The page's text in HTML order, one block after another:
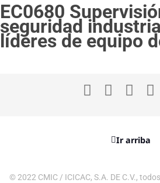
EC0680
seguridad
líderes de equipo
Ir arriba
© 2022 CMIC / ICICAC, S.A. DE C.V.,